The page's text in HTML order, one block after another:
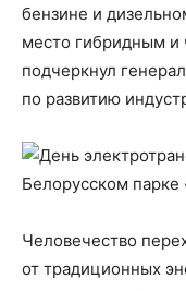
бензине и
место гибридным и
подчеркнул
по развитию
Человечество
от традиционных